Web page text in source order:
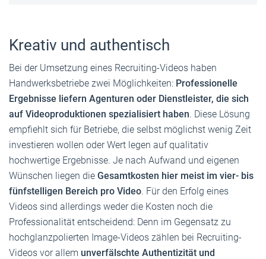
Kreativ und authentisch
Bei der Umsetzung eines Recruiting-Videos haben
Handwerksbetriebe zwei Möglichkeiten: Professionelle
Ergebnisse liefern Agenturen oder Dienstleister, die sich
auf Videoproduktionen spezialisiert haben. Diese Lösung
empfiehlt sich für Betriebe, die selbst möglichst wenig Zeit
investieren wollen oder Wert legen auf qualitativ
hochwertige Ergebnisse. Je nach Aufwand und eigenen
Wünschen liegen die Gesamtkosten hier meist im vier- bis
fünfstelligen Bereich pro Video. Für den Erfolg eines
Videos sind allerdings weder die Kosten noch die
Professionalität entscheidend: Denn im Gegensatz zu
hochglanzpolierten Image-Videos zählen bei Recruiting-
Videos vor allem unverfälschte Authentizität und